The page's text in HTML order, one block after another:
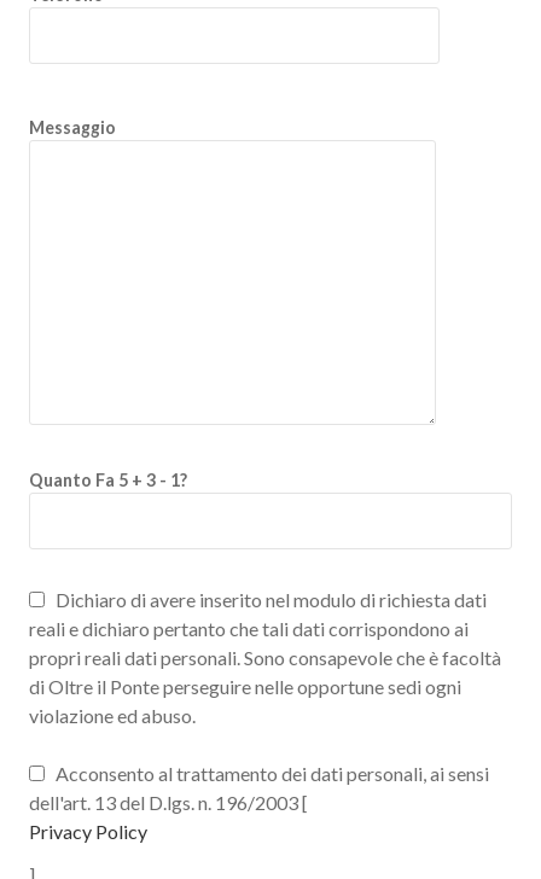
Messaggio
Quanto Fa 5 + 3 - 1?
Dichiaro di avere inserito nel modulo di richiesta dati
reali e dichiaro pertanto che tali dati corrispondono ai
propri reali dati personali. Sono consapevole che è facoltà
di Oltre il Ponte perseguire nelle opportune sedi ogni
violazione ed abuso.
Acconsento al trattamento dei dati personali, ai sensi
dell'art. 13 del D.lgs. n. 196/2003 [
Privacy Policy
]